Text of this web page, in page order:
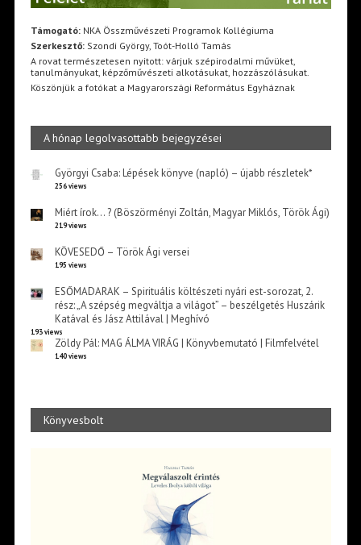
Támogató:NKA Összművészeti Programok Kollégiuma
Szerkesztő:Szondi György, Toót-Holló Tamás
A rovat természetesen nyitott: várjuk szépirodalmi művüket,
tanulmányukat, képzőművészeti alkotásukat, hozzászólásukat.
Köszönjük a fotókat a Magyarországi Református Egyháznak
A hónap legolvasottabb bejegyzései
Györgyi Csaba: Lépések könyve (napló) – újabb részletek*
256 views
Miért írok… ? (Böszörményi Zoltán, Magyar Miklós, Török Ági)
219 views
KÖVESEDŐ – Török Ági versei
195 views
ESŐMADARAK – Spirituális költészeti nyári est-sorozat, 2.
rész: „A szépség megváltja a világot” – beszélgetés Huszárik
Katával és Jász Attilával | Meghívó
193 views
Zöldy Pál: MAG ÁLMA VIRÁG | Könyvbemutató | Filmfelvétel
140 views
Könyvesbolt